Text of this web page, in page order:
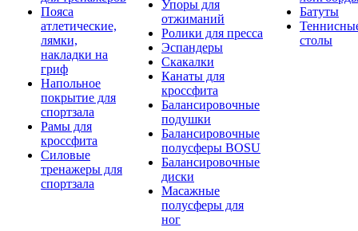
Пояса
атлетические,
лямки,
накладки на
гриф
Напольное
покрытие для
спортзала
Рамы для
кроссфита
Силовые
тренажеры для
спортзала
Упоры для
отжиманий
Ролики для пресса
Эспандеры
Скакалки
Канаты для
кроссфита
Балансировочные
подушки
Балансировочные
полусферы BOSU
Балансировочные
диски
Масажные
полусферы для
ног
Батуты
столы